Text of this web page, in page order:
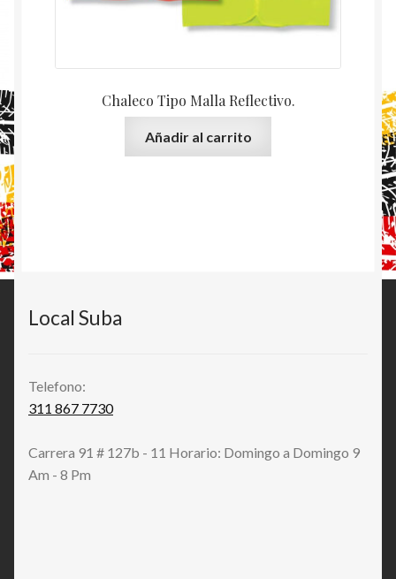
Chaleco Tipo Malla Reflectivo.
Añadir al carrito
Local Suba
Telefono:
311 867 7730
Carrera 91 # 127b - 11 Horario: Domingo a Domingo 9
Am - 8 Pm